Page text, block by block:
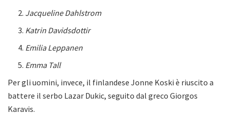
Jacqueline Dahlstrom
Katrin Davidsdottir
Emilia Leppanen
Emma Tall
Per gli uomini, invece, il finlandese Jonne Koski è riuscito a
battere il serbo Lazar Dukic, seguito dal greco Giorgos
Karavis.